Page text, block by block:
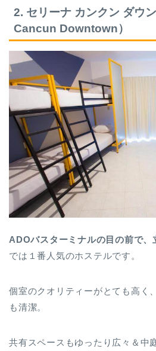
2. セリーナ カンクン ダウ
Cancun Downtown）
ADOバスターミナルの目の前で、
では１番人気のホステルです。
個室のクオリティーがとても高く
も清潔。
共有スペースもゆったり広々＆中